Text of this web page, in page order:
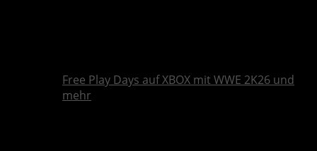
Free Play Days auf XBOX mit WWE 2K26 und
mehr